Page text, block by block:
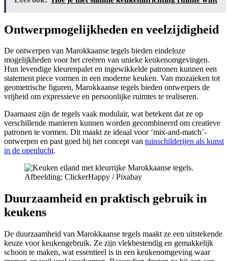
Ontwerpmogelijkheden en veelzijdigheid
De ontwerpen van Marokkaanse tegels bieden eindeloze
mogelijkheden voor het creëren van unieke keukenomgevingen.
Hun levendige kleurenpalet en ingewikkelde patronen kunnen een
statement piece vormen in een moderne keuken. Van mozaïeken tot
geometrische figuren, Marokkaanse tegels bieden ontwerpers de
vrijheid om expressieve en persoonlijke ruimtes te realiseren.
Daarnaast zijn de tegels vaak modulair, wat betekent dat ze op
verschillende manieren kunnen worden gecombineerd om creatieve
patronen te vormen. Dit maakt ze ideaal voor ‘mix-and-match’-
ontwerpen en past goed bij het concept van tuinschilderijen als kunst
in de openlucht.
Afbeelding: ClickerHappy / Pixabay
Duurzaamheid en praktisch gebruik in
keukens
De duurzaamheid van Marokkaanse tegels maakt ze een uitstekende
keuze voor keukengebruik. Ze zijn vlekbestendig en gemakkelijk
schoon te maken, wat essentieel is in een keukenomgeving waar